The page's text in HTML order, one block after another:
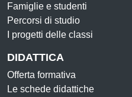
Famiglie e studenti
Percorsi di studio
I progetti delle classi
DIDATTICA
Offerta formativa
Le schede didattiche